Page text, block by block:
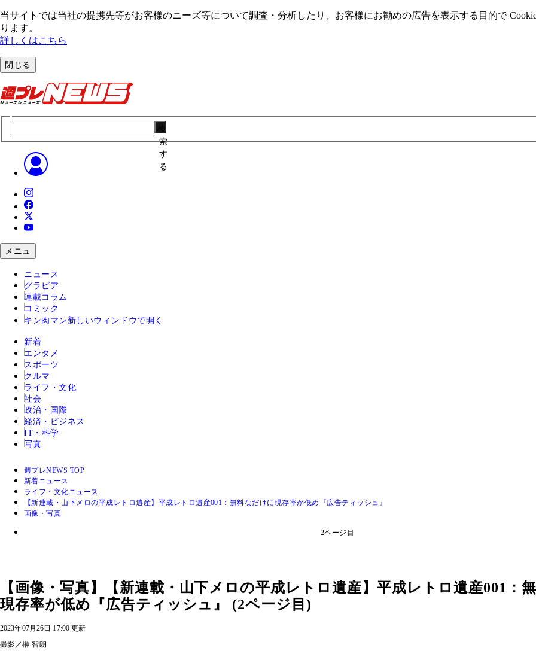
当サイトでは当社の提携先等がお客様のニーズ等について調査・分析したり、お客様にお勧めの広告を表⽰する⽬的で
ります。
詳しくはこちら
閉じる
索
す
る
メニュ
ニュース
グラビア
連載コラム
コミック
キン肉マン 新しいウィンドウで開く
新着
エンタメ
スポーツ
クルマ
ライフ・文化
社会
政治・国際
経済・ビジネス
IT・科学
写真
週プレNEWS TOP
新着ニュース
ライフ・文化ニュース
【新連載・山下メロの平成レトロ遺産】平成レトロ遺産001：無料なだけに現存率が低め『広告ティッシュ』
画像・写真
2ページ目
【画像・写真】【新連載・山下メロの平成レトロ遺産】平成レトロ遺産001：
現存率が低め『広告ティッシュ』 (2ページ目)
2023年07月26日 17:00 更新
撮影／榊 智朗